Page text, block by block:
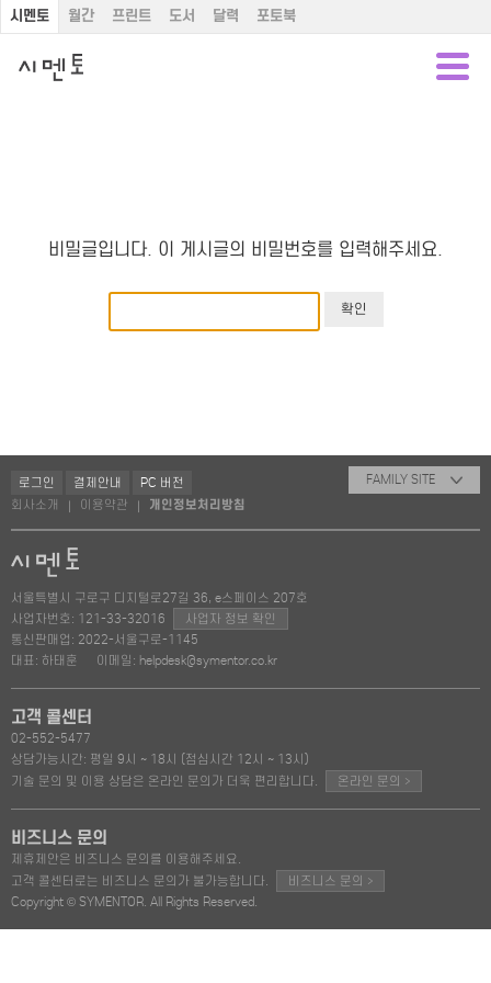
시멘토 월간 프린트 도서 달력 포토북
비밀글입니다. 이 게시글의 비밀번호를 입력해주세요.
로그인 결제안내
PC 버전
회사소개
이용약관 개인정보처리방침
FAMILY SITE
서울특별시 구로구 디지털로27길 36, e스페이스 207호
사업자번호: 121-33-32016
사업자 정보 확인
통신판매업: 2022-서울구로-1145
대표: 하태훈
이메일: helpdesk@symentor.co.kr
고객 콜센터
02-552-5477
상담가능시간: 평일 9시 ~ 18시 (점심시간 12시 ~ 13시)
기술 문의 및 이용 상담은 온라인 문의가 더욱 편리합니다.
온라인 문의 >
비즈니스 문의
제휴제안은 비즈니스 문의를 이용해주세요.
고객 콜센터로는 비즈니스 문의가 불가능합니다.
비즈니스 문의 >
Copyright © SYMENTOR. All Rights Reserved.